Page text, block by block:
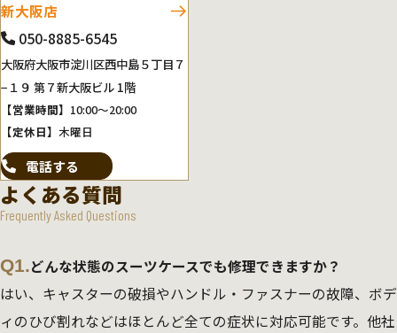
新大阪店
050-8885-6545
大阪府大阪市淀川区西中島５丁目７
−１９ 第７新大阪ビル 1階
【営業時間】 10:00～20:00
【定休日】 木曜日
電話する
よくある質問
Frequently Asked Questions
Q1.どんな状態のスーツケースでも修理できますか？
はい、キャスターの破損やハンドル・ファスナーの故障、ボデ
ィのひび割れなどはほとんど全ての症状に対応可能です。他社